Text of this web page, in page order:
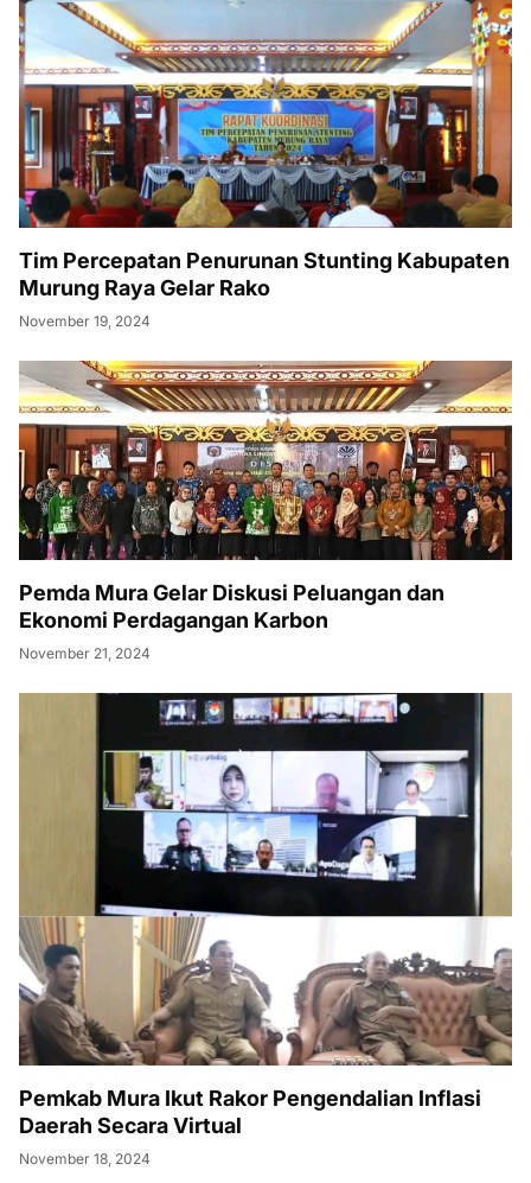
Tim Percepatan Penurunan Stunting Kabupaten
Murung Raya Gelar Rako
November 19, 2024
Pemda Mura Gelar Diskusi Peluangan dan
Ekonomi Perdagangan Karbon
November 21, 2024
Pemkab Mura Ikut Rakor Pengendalian Inflasi
Daerah Secara Virtual
November 18, 2024